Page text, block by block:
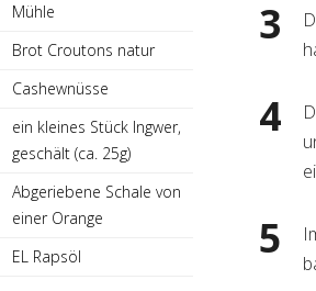
Mühle
Brot Croutons natur
Cashewnüsse
ein kleines Stück Ingwer,
geschält (ca. 25g)
Abgeriebene Schale von
einer Orange
EL Rapsöl